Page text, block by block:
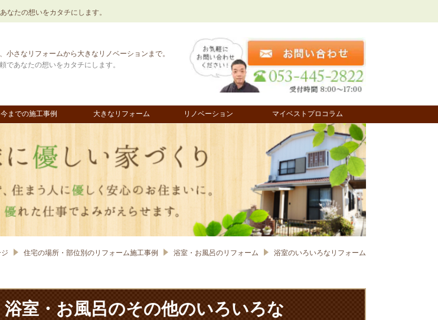
なたの想いをカタチにします。
小さなリフォームから大きなリノベーションまで。
であなたの想いをカタチにします。
今までの施工事例 大きなリフォーム リノベーション マイベストプロコラム
住宅の場所・部位別の​リフォーム施工事例 浴室・お風呂のリフォーム 浴室のいろいろなリフォーム
浴室・お風呂のその他のいろいろな